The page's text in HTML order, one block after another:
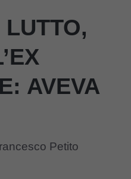
AVEVA
Petito